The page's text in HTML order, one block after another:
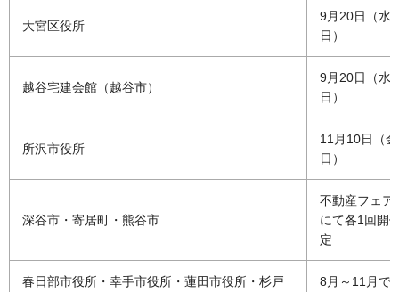
大宮区役所
9月20日（水
日）
越谷宅建会館（越谷市）
9月20日（水
日）
所沢市役所
11月10日（
日）
深谷市・寄居町・熊谷市
不動産フェア
にて各1回開
定
春日部市役所・幸手市役所・蓮田市役所・杉戸
8月～11月で